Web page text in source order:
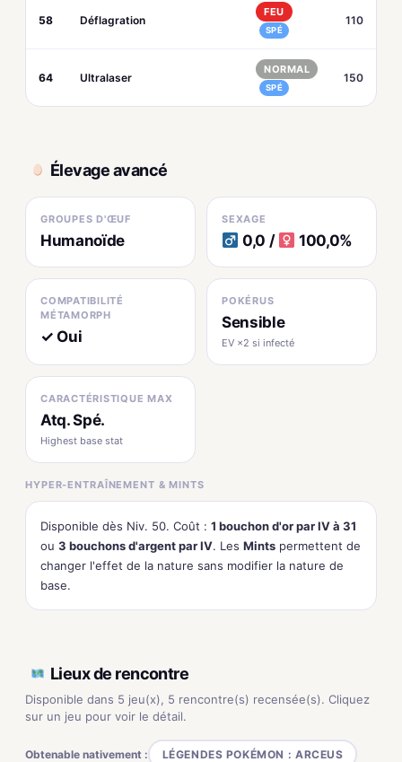
58 Déflagration
FEU
SPÉ
110
64 Ultralaser
NORMAL
SPÉ
150
Élevage avancé
GROUPES D'ŒUF
Humanoïde
SEXAGE
0,0 / 100,0%
COMPATIBILITÉ
MÉTAMORPH
✓ Oui
POKÉRUS
Sensible
EV ×2 si infecté
CARACTÉRISTIQUE MAX
Atq. Spé.
Highest base stat
HYPER-ENTRAÎNEMENT & MINTS
Disponible dès Niv. 50. Coût : 1 bouchon d'or par IV à 31
ou 3 bouchons d'argent par IV. Les Mints permettent de
changer l'effet de la nature sans modifier la nature de
base.
Lieux de rencontre
Disponible dans 5 jeu(x), 5 rencontre(s) recensée(s). Cliquez
sur un jeu pour voir le détail.
Obtenable nativement : LÉGENDES POKÉMON : ARCEUS